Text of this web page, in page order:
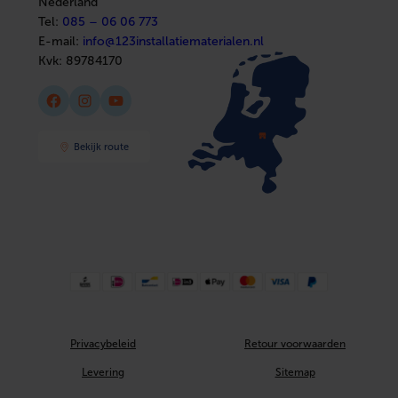
Tel: 085 – 06 06 773
E-mail: info@123installatiematerialen.nl
Kvk: 89784170
Facebook Instagram YouTube
Bekijk route
Privacybeleid Retour voorwaarden
Levering Sitemap